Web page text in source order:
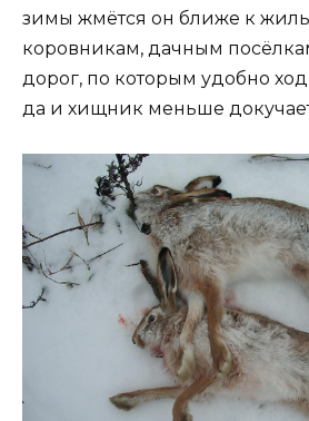
зимы жмётся он ближе к
коровникам, дачным
дорог, по которым удобно
да и хищник меньше